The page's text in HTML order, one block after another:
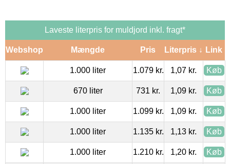
Laveste literpris for muldjord inkl. fragt*
Webshop Mængde Pris Literpris ↓ Link
1.000 liter 1.079 kr. 1,07 kr. Køb
670 liter 731 kr. 1,09 kr. Køb
1.000 liter 1.099 kr. 1,09 kr. Køb
1.000 liter 1.135 kr. 1,13 kr. Køb
1.000 liter 1.210 kr. 1,20 kr. Køb